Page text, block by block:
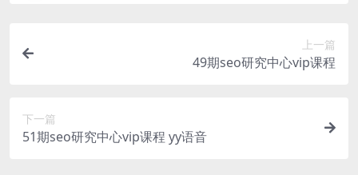
上一篇
49期seo研究中心vip课程
下一篇
51期seo研究中心vip课程 yy语音